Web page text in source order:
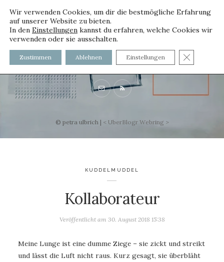
voller worte
mit und ohne Innenfutter
© petra ulbrich | < UberBlogr Webring >
KUDDELMUDDEL
Kollaborateur
Veröffentlicht am 30. August 2018 15:38
Meine Lunge ist eine dumme Ziege – sie zickt und streikt
und lässt die Luft nicht raus. Kurz gesagt, sie überbläht
Wir verwenden Cookies, um dir die bestmögliche Erfahrung
auf unserer Website zu bieten.
In den Einstellungen kannst du erfahren, welche Cookies wir
verwenden oder sie ausschalten.
Zustimmen Ablehnen Einstellungen GDPR